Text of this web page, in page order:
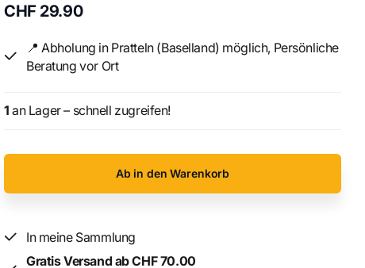
CHF 29.90
📍 Abholung in Pratteln (Baselland) möglich, Persönliche
Beratung vor Ort
1 an Lager – schnell zugreifen!
Ab in den Warenkorb
In meine Sammlung
Gratis Versand ab CHF 70.00